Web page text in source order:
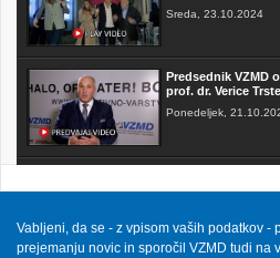
Sreda, 23.10.2024
Predsednik VZMD
prof. dr. Verice
Ponedeljek,
skupinskih tožb
Sobota, 12.10.2024
Vabljeni, da se - z vpisom vaših podatkov -
prejemanju novic in sporočil VZMD tudi na